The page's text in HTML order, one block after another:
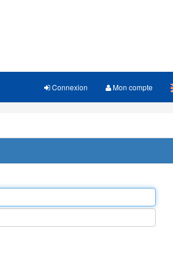
Connexion Mon compte